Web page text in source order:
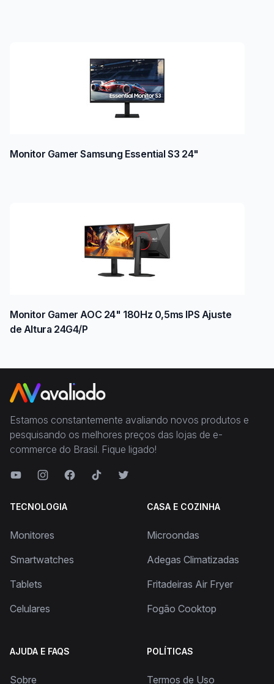
Monitor Gamer Samsung Essential S3 24"
Monitor Gamer AOC 24" 180Hz 0,5ms IPS Ajuste
de Altura 24G4/P
Estamos constantemente avaliando novos produtos e
pesquisando os melhores preços das lojas de e-
commerce do Brasil. Fique ligado!
TECNOLOGIA
Monitores
Smartwatches
Tablets
Celulares
CASA E COZINHA
Microondas
Adegas Climatizadas
Fritadeiras Air Fryer
Fogão Cooktop
AJUDA E FAQS
Sobre
POLÍTICAS
Termos de Uso